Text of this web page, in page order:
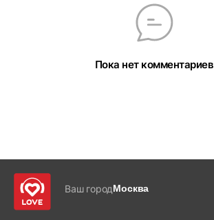
Пока нет комментариев
Ваш городМосква